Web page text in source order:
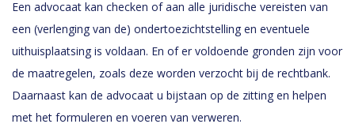
Een advocaat kan checken of aan alle juridische vereisten van
een (verlenging van de) ondertoezichtstelling en eventuele
uithuisplaatsing is voldaan. En of er voldoende gronden zijn voor
de maatregelen, zoals deze worden verzocht bij de rechtbank.
Daarnaast kan de advocaat u bijstaan op de zitting en helpen
met het formuleren en voeren van verweren.